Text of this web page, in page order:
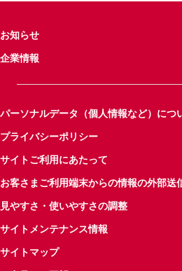
お知らせ
企業情報
パーソナルデータ（個人情報など）につ
プライバシーポリシー
サイトご利用にあたって
お客さまご利用端末からの情報の外部送
見やすさ・使いやすさの調整
サイトメンテナンス情報
サイトマップ